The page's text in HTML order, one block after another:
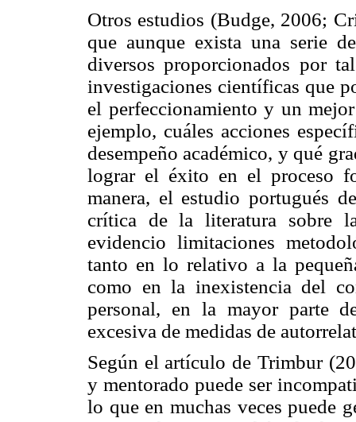
Otros estudios (Budge, 2006;
que aunque exista una serie
diversos proporcionados por
investigaciones científicas que
el perfeccionamiento y un
ejemplo, cuáles acciones
desempeño académico, y qué
lograr el éxito en el proceso
manera, el estudio portugués
crítica de la literatura sobre
evidencio limitaciones
tanto en lo relativo a la
como en la inexistencia del
personal, en la mayor parte
excesiva de medidas de
Según el artículo de Trimbur
y mentorado puede ser
lo que en muchas veces puede